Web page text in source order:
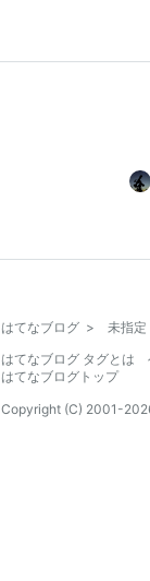
はてなブログ > 未指定
はてなブログ タグとは
はてなブログトップ
Copyright (C) 2001-